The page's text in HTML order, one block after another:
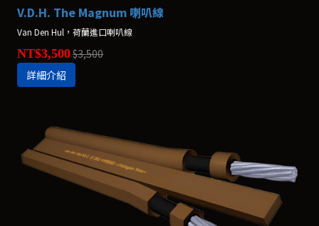
V.D.H. The Magnum 喇叭線
Van Den Hul，荷蘭進口喇叭線
NT$3,500$3,500
詳細介紹